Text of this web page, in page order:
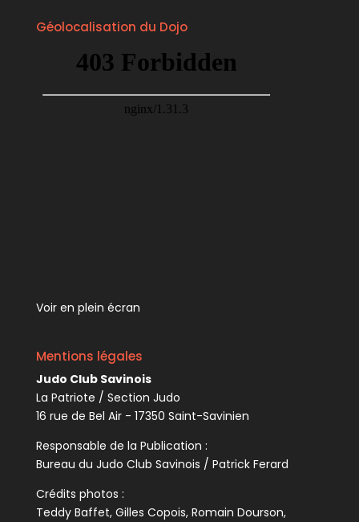
Géolocalisation du Dojo
Voir en plein écran
Mentions légales
Judo Club Savinois
La Patriote / Section Judo
16 rue de Bel Air - 17350 Saint-Savinien
Responsable de la Publication :
Bureau du Judo Club Savinois / Patrick Ferard
Crédits photos :
Teddy Baffet, Gilles Copois, Romain Dourson,